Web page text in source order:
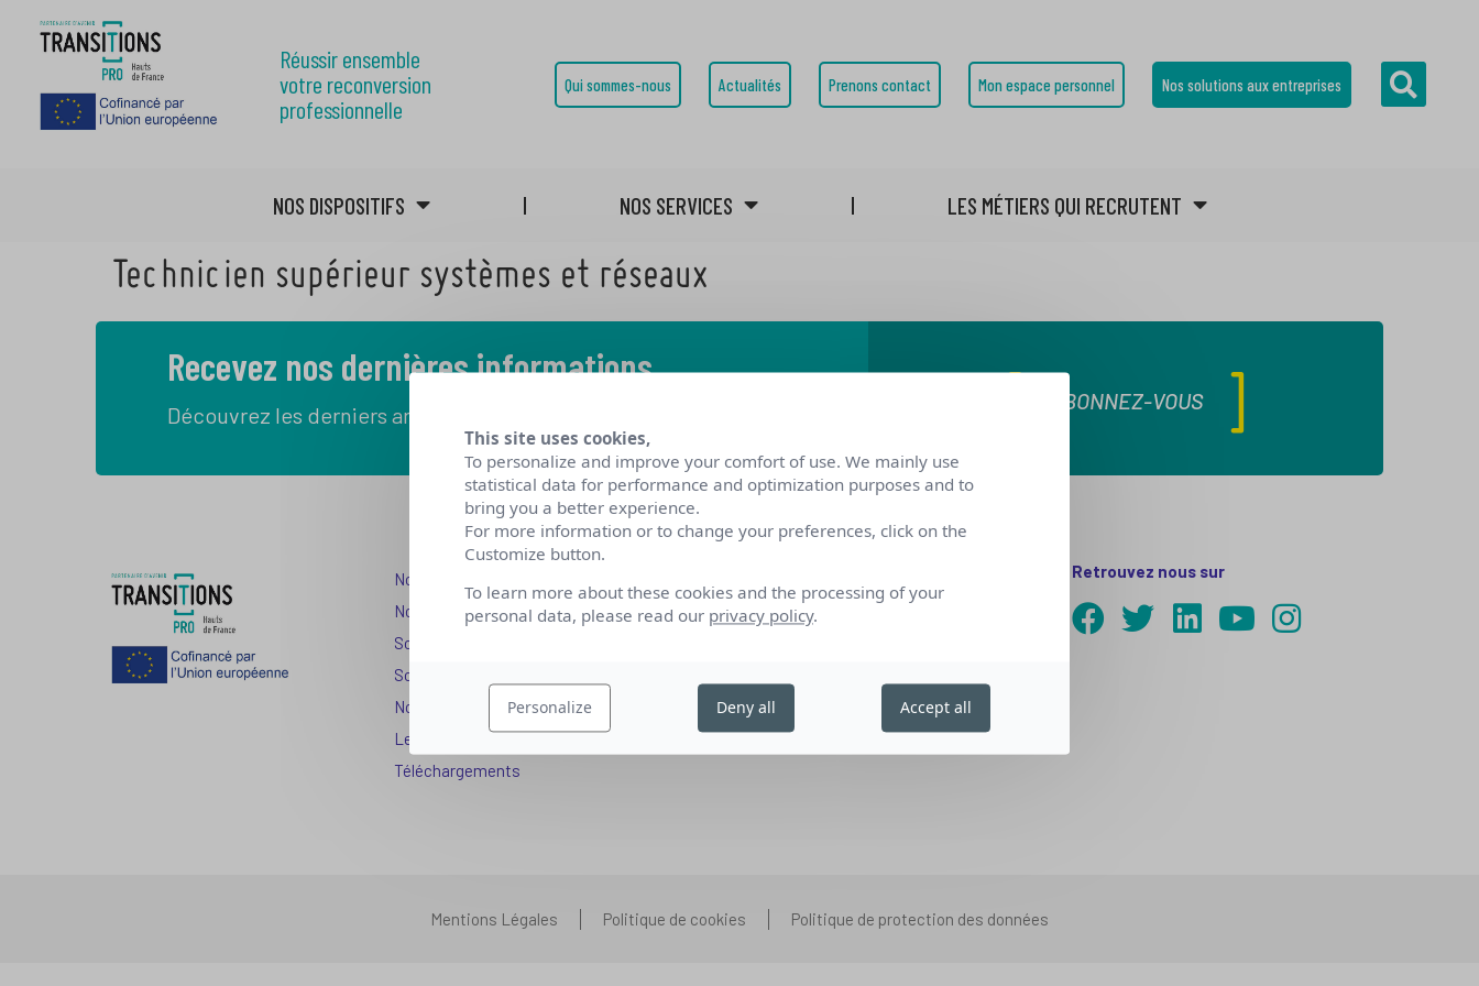
Réussir ensemble
votre reconversion
professionnelle
Qui sommes-nous Actualités Prenons contact Mon espace personnel Nos solutions aux entreprises
NOS DISPOSITIFS NOS SERVICES LES MÉTIERS QUI RECRUTENT
Technicien supérieur systèmes et réseaux
Recevez nos dernières informations
Découvrez les derniers articles de notre blog
ABONNEZ-VOUS
Nos dispositifs pour se reconvertir
Nos solutions aux entreprises
Solution Compétences IA
Solution Seniors+
Nos services aux organismes de formation
Les questions que vous vous posez
Téléchargements
Nos partenariats
Nous rejoindre
Retrouvez nous sur
Mentions Légales Politique de cookies Politique de protection des données
This site uses cookies,
To personalize and improve your comfort of use. We mainly use
statistical data for performance and optimization purposes and to
bring you a better experience.
For more information or to change your preferences, click on the
Customize button.
To learn more about these cookies and the processing of your
personal data, please read our privacy policy.
Personalize Deny all Accept all